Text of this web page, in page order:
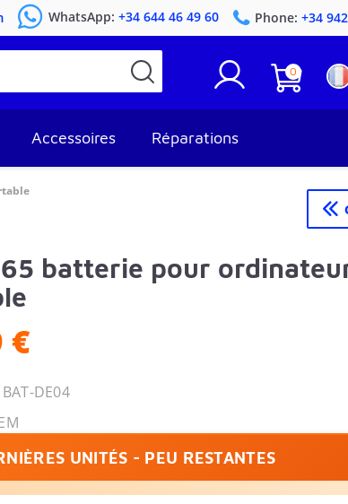
WhatsApp:+34 644 46 49 60 Phone: +34
0
Accessoires Réparations
batterie pour
€
BAT-DE04
UNITÉS - PEU RESTANTES